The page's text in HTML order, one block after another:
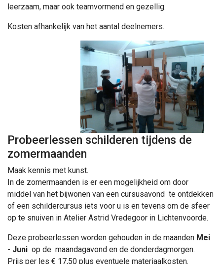
leerzaam, maar ook teamvormend en gezellig.
Kosten afhankelijk van het aantal deelnemers.
Probeerlessen schilderen tijdens de
zomermaanden
Maak kennis met kunst.
In de zomermaanden is er een mogelijkheid om door
middel van het bijwonen van een cursusavond te ontdekken
of een schildercursus iets voor u is en tevens om de sfeer
op te snuiven in Atelier Astrid Vredegoor in Lichtenvoorde.
Deze probeerlessen worden gehouden in de maanden Mei
- Juni op de maandagavond en de donderdagmorgen.
Prijs per les € 17,50 plus eventuele materiaalkosten.